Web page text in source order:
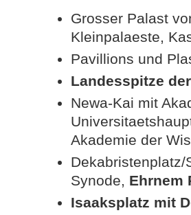
Grosser Palast
Kleinpalaeste,
Pavillions und
Landesspitze
Newa-Kai mit
Akademie der
Synode, Ehrnem
Isaaksplatz mit